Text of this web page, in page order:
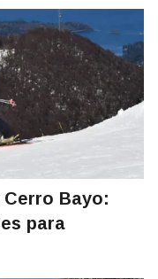
Bayo:
para